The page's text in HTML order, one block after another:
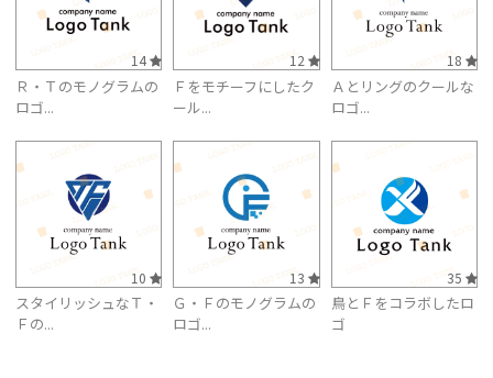
14
Ｒ・Ｔのモノグラムの
ロゴ...
12
Ｆをモチーフにしたク
ール...
18
Ａとリングのクールな
ロゴ...
10
スタイリッシュなＴ・
Ｆの...
13
Ｇ・Ｆのモノグラムの
ロゴ...
35
鳥とＦをコラボしたロ
ゴ